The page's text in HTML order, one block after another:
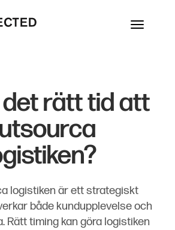
rätt tid att
logistiken är ett strategiskt
både kundupplevelse och
Rätt timing kan göra logistiken